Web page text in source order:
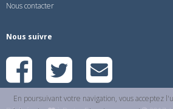
En poursuivant votre navigation, vous acceptez
Nous contacter
Nous suivre